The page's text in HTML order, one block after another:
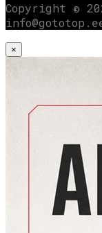
Copyright ©
×